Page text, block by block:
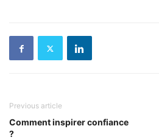
Previous article
Comment inspirer confiance
?